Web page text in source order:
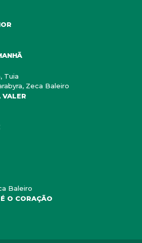
Tuia
Zeca Baleiro
VALER
Baleiro
O CORAÇÃO